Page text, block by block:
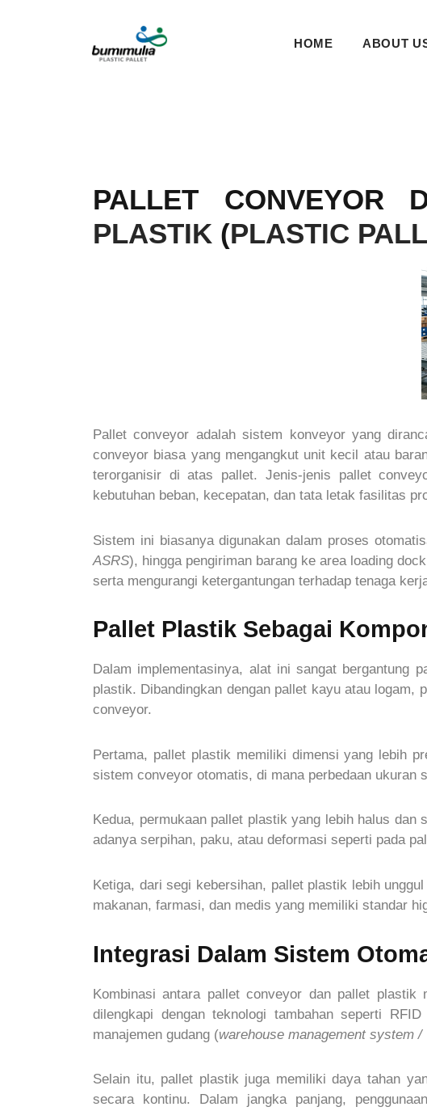
HOME ABOUT
PALLET CONVEYOR
PLASTIK (PLASTIC
Pallet conveyor adalah sistem konveyor yang
conveyor biasa yang mengangkut unit kecil atau
terorganisir di atas pallet. Jenis-jenis pallet
kebutuhan beban, kecepatan, dan tata letak fasilitas
Sistem ini biasanya digunakan dalam proses
ASRS), hingga pengiriman barang ke area loading
serta mengurangi ketergantungan terhadap tenaga
Pallet Plastik Sebagai
Dalam implementasinya, alat ini sangat bergantung
plastik. Dibandingkan dengan pallet kayu atau logam,
conveyor.
Pertama, pallet plastik memiliki dimensi yang lebih
sistem conveyor otomatis, di mana perbedaan ukuran
Kedua, permukaan pallet plastik yang lebih halus
adanya serpihan, paku, atau deformasi seperti pada
Ketiga, dari segi kebersihan, pallet plastik lebih
makanan, farmasi, dan medis yang memiliki standar
Integrasi Dalam Sistem
Kombinasi antara pallet conveyor dan pallet
dilengkapi dengan teknologi tambahan seperti
manajemen gudang (warehouse management system /
Selain itu, pallet plastik juga memiliki daya tahan
secara kontinu. Dalam jangka panjang,